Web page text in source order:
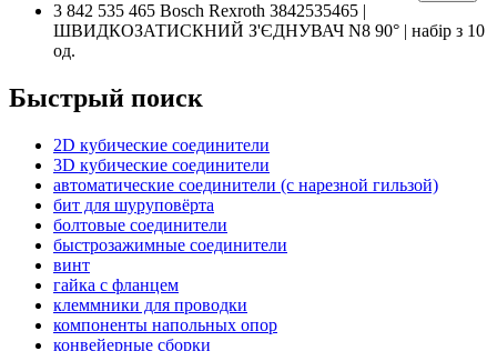
3 842 535 465 Bosch Rexroth 3842535465 |
ШВИДКОЗАТИСКНИЙ З'ЄДНУВАЧ N8 90° | набір з 10
од.
Быстрый поиск
2D кубические соединители
3D кубические соединители
автоматические соединители (с нарезной гильзой)
бит для шуруповёрта
болтовые соединители
быстрозажимные соединители
винт
гайка с фланцем
клеммники для проводки
компоненты напольных опор
конвейерные сборки